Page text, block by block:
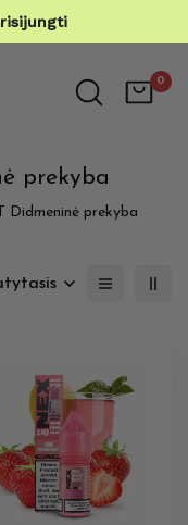
0
prekyba
Didmeninė prekyba